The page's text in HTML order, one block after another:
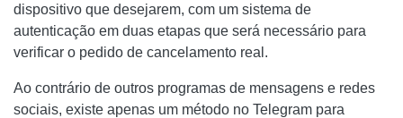
dispositivo que desejarem, com um sistema de
autenticação em duas etapas que será necessário para
verificar o pedido de cancelamento real.
Ao contrário de outros programas de mensagens e redes
sociais, existe apenas um método no Telegram para